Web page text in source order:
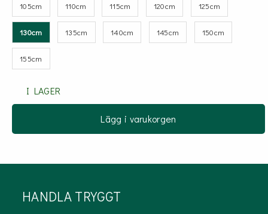
105cm 110cm 115cm 120cm 125cm
130cm 135cm 140cm 145cm 150cm
155cm
I LAGER
Lägg i varukorgen
HANDLA TRYGGT